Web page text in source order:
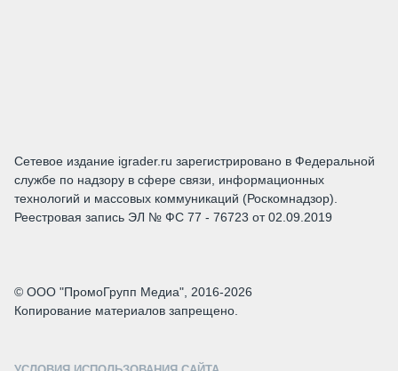
Сетевое издание igrader.ru зарегистрировано в Федеральной
службе по надзору в сфере связи, информационных
технологий и массовых коммуникаций (Роскомнадзор).
Реестровая запись ЭЛ № ФС 77 - 76723 от 02.09.2019
© ООО "ПромоГрупп Медиа", 2016-2026
Копирование материалов запрещено.